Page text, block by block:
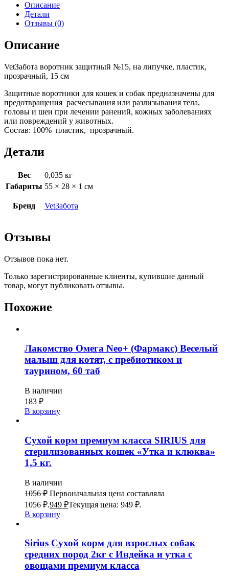
Описание
Детали
Отзывы (0)
Описание
VetЗабота воротник защитный №15, на липучке, пластик,
прозрачный, 15 см
Защитные воротники для кошек и собак предназначены для
предотвращения расчесывания или разлизывания тела,
головы и шеи при лечении ранений, кожных заболеваниях
или повреждений у животных.
Состав: 100% пластик, прозрачный.
Детали
Вес
0,035 кг
Габариты 55 × 28 × 1 см
Бренд VetЗабота
Отзывы
Отзывов пока нет.
Только зарегистрированные клиенты, купившие данный
товар, могут публиковать отзывы.
Похожие
Лакомство Омега Neo+ (Фармакс) Веселый
малыш для котят, с пребиотиком и
таурином, 60 таб
В наличии
183 ₽
В корзину
Сухой корм премиум класса SIRIUS для
стерилизованных кошек «Утка и клюква»
1,5 кг.
В наличии
1056₽ Первоначальная цена составляла
1056 ₽.949 ₽Текущая цена: 949 ₽.
В корзину
Sirius Сухой корм для взрослых собак
средних пород 2кг с Индейка и утка с
овощами премиум класса